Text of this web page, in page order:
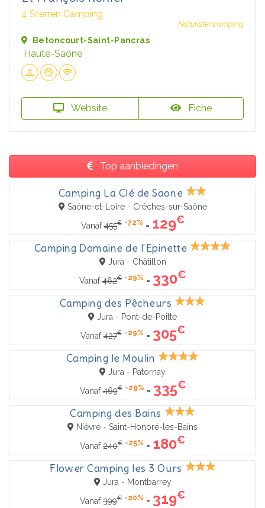
4 Sterren Camping
Naturistencamping
Betoncourt-Saint-Pancras
Haute-Saône
Website Fiche
Top aanbiedingen
Camping La Clé de Saone
Saône-et-Loire - Crêches-sur-Saône
Vanaf455€ -72% = 129€
Camping Domaine de l'Epinette
Jura - Châtillon
Vanaf462€ -29% = 330€
Camping des Pêcheurs
Jura - Pont-de-Poitte
Vanaf427€ -29% = 305€
Camping le Moulin
Jura - Patornay
Vanaf469€ -29% = 335€
Camping des Bains
Nièvre - Saint-Honoré-les-Bains
Vanaf240€ -25% = 180€
Flower Camping les 3 Ours
Jura - Montbarrey
Vanaf399€ -20% = 319€